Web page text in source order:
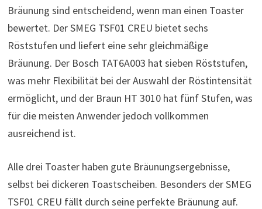
Bräunung sind entscheidend, wenn man einen Toaster
bewertet. Der SMEG TSF01 CREU bietet sechs
Röststufen und liefert eine sehr gleichmäßige
Bräunung. Der Bosch TAT6A003 hat sieben Röststufen,
was mehr Flexibilität bei der Auswahl der Röstintensität
ermöglicht, und der Braun HT 3010 hat fünf Stufen, was
für die meisten Anwender jedoch vollkommen
ausreichend ist.
Alle drei Toaster haben gute Bräunungsergebnisse,
selbst bei dickeren Toastscheiben. Besonders der SMEG
TSF01 CREU fällt durch seine perfekte Bräunung auf.